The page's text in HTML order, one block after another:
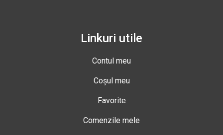
Linkuri utile
Contul meu
Coșul meu
Favorite
Comenzile mele